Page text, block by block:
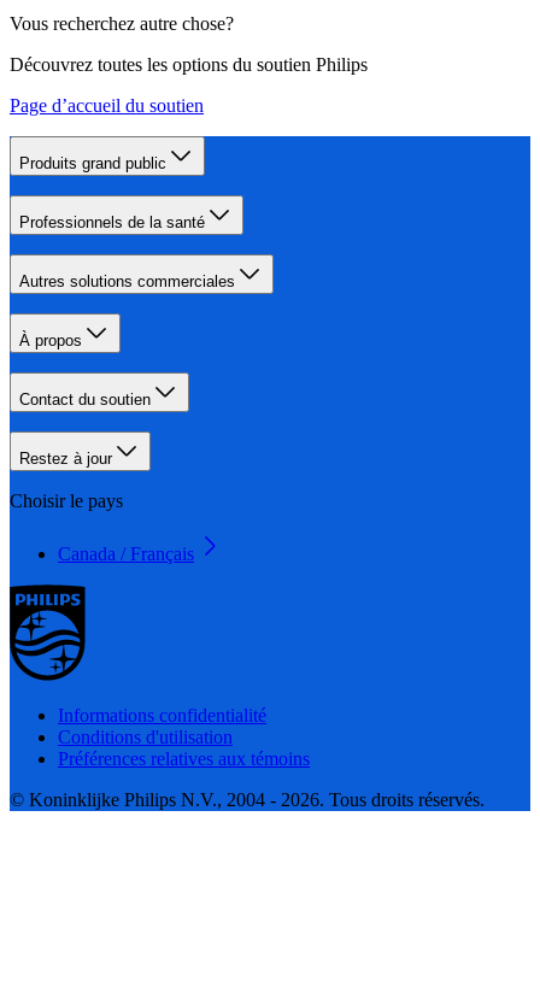
Vous recherchez autre chose?
Découvrez toutes les options du soutien Philips
Page d’accueil du soutien
Produits grand public
Professionnels de la santé
Autres solutions commerciales
À propos
Contact du soutien
Restez à jour
Choisir le pays
Canada / Français
Informations confidentialité
Conditions d'utilisation
Préférences relatives aux témoins
© Koninklijke Philips N.V., 2004 - 2026. Tous droits réservés.